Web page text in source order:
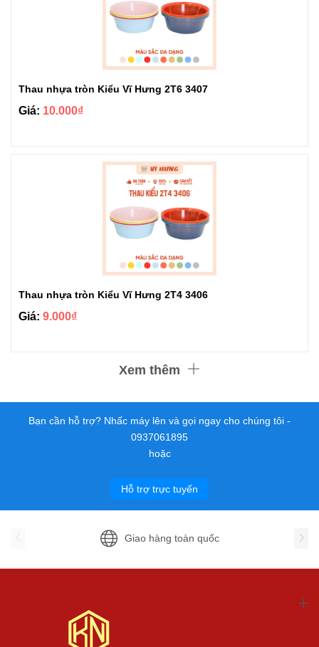
Thau nhựa tròn Kiểu Vĩ Hưng 2T6 3407
Giá: 10.000₫
Thau nhựa tròn Kiểu Vĩ Hưng 2T4 3406
Giá: 9.000₫
Xem thêm
Bạn cần hỗ trợ? Nhấc máy lên và gọi ngay cho chúng tôi -
0937061895
hoặc
Hỗ trợ trực tuyến
Giao hàng toàn quốc